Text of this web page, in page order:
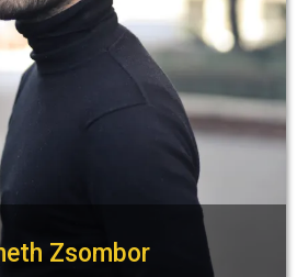
Zsombor